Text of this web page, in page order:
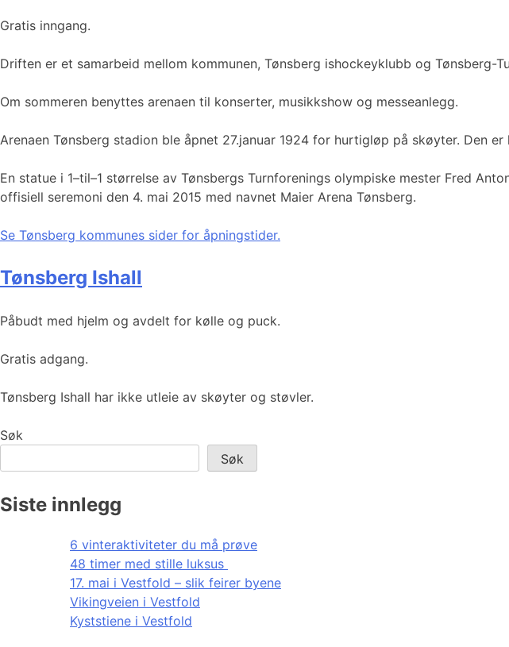
Gratis inngang.
Driften er et samarbeid mellom kommunen, Tønsberg ishockeyklubb og Tønsberg-
Om sommeren benyttes arenaen til konserter, musikkshow og messeanlegg.
Arenaen Tønsberg stadion ble åpnet 27.januar 1924 for hurtigløp på skøyter. Den
En statue i 1–til–1 størrelse av Tønsbergs Turnforenings olympiske mester Fred
offisiell seremoni den 4. mai 2015 med navnet Maier Arena Tønsberg.
Se Tønsberg kommunes sider for åpningstider.
Tønsberg Ishall
Påbudt med hjelm og avdelt for kølle og puck.
Gratis adgang.
Tønsberg Ishall har ikke utleie av skøyter og støvler.
Søk
Søk
Siste innlegg
6 vinteraktiviteter du må prøve
48 timer med stille luksus
17. mai i Vestfold – slik feirer byene
Vikingveien i Vestfold
Kyststiene i Vestfold